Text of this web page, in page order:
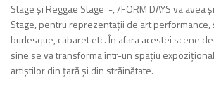
Stage și Reggae Stage -, /FORM DAYS va avea
Stage, pentru reprezentații de art performance,
burlesque, cabaret etc. În afara acestei scene
sine se va transforma într-un spațiu
artiștilor din țară și din străinătate.